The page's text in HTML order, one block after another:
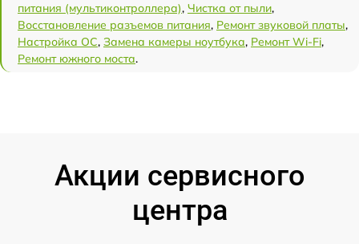
питания (мультиконтроллера), Чистка от пыли,
Восстановление разъемов питания, Ремонт звуковой платы,
Настройка ОС, Замена камеры ноутбука, Ремонт Wi-Fi,
Ремонт южного моста.
Акции сервисного
центра